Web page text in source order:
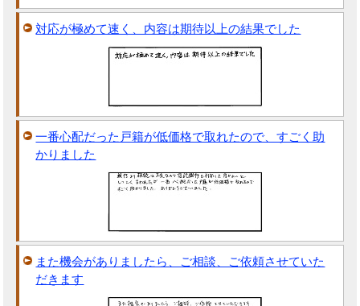
対応が極めて速く、内容は期待以上の結果でした
一番心配だった戸籍が低価格で取れたので、すごく助
かりました
また機会がありましたら、ご相談、ご依頼させていた
だきます